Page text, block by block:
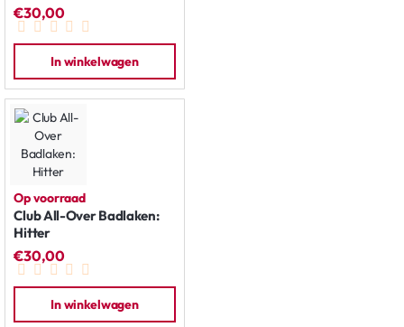
€30,00
In winkelwagen
Op voorraad
Club All-Over Badlaken:
Hitter
€30,00
In winkelwagen